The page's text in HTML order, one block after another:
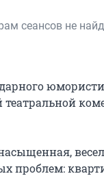
сеансов не
театральной
проблем: